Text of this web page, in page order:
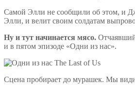
Самой Элли не сообщили об этом, и
Элли, и велит своим солдатам
Ну и тут начинается мясо.
и в пятом эпизоде «Одни из нас».
Сцена пробирает до мурашек. Мы